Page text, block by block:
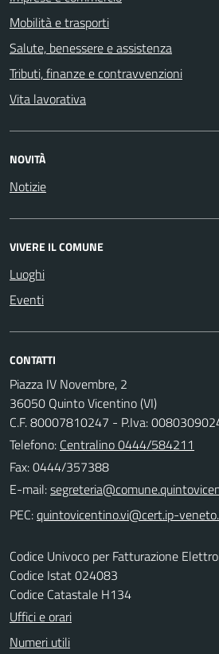
Mobilità e trasporti
Salute, benessere e assistenza
Tributi, finanze e contravvenzioni
Vita lavorativa
NOVITÀ
Notizie
VIVERE IL COMUNE
Luoghi
Eventi
CONTATTI
Piazza IV Novembre, 2
36050 Quinto Vicentino (VI)
C.F. 80007810247 - P.Iva:
Telefono: Centralino 0444/584211
Fax: 0444/357388
E-mail:
PEC:
Codice Univoco per Fatturazione
Codice Istat 024083
Codice Catastale H134
Uffici e orari
Numeri utili